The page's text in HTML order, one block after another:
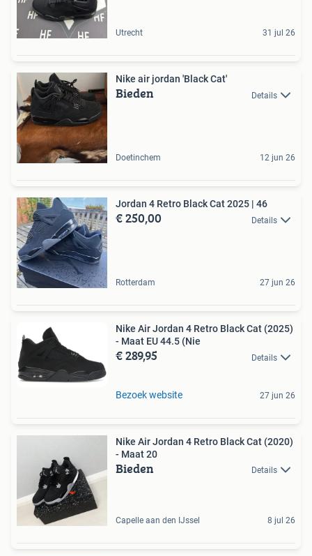
Utrecht 31 jul 26
Nike air jordan 'Black Cat'
Bieden Details
Doetinchem 12 jun 26
Jordan 4 Retro Black Cat 2025 | 46
€ 250,00 Details
Rotterdam 27 jun 26
Nike Air Jordan 4 Retro Black Cat (2025)
- Maat EU 44.5 (Nie
€ 289,95 Details
Bezoek website 27 jun 26
Nike Air Jordan 4 Retro Black Cat (2020)
- Maat 20
Bieden Details
Capelle aan den IJssel 8 jul 26